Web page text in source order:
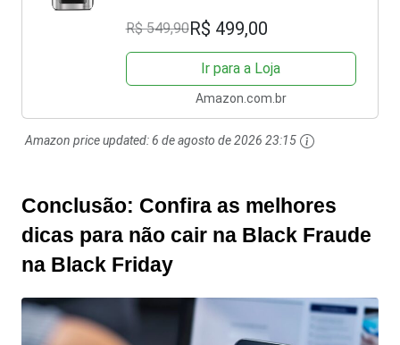
R$ 549,90R$ 499,00
Ir para a Loja
Amazon.com.br
Amazon price updated:6 de agosto de 2026 23:15
Conclusão: Confira as melhores
dicas para não cair na Black Fraude
na Black Friday